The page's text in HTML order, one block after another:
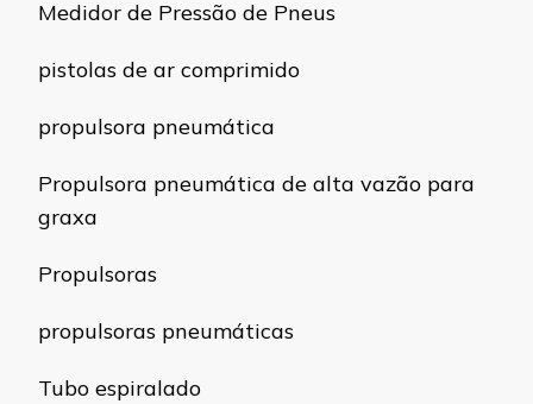
Medidor de Pressão de Pneus
pistolas de ar comprimido
propulsora pneumática
Propulsora pneumática de alta vazão para
graxa
Propulsoras
propulsoras pneumáticas
Tubo espiralado